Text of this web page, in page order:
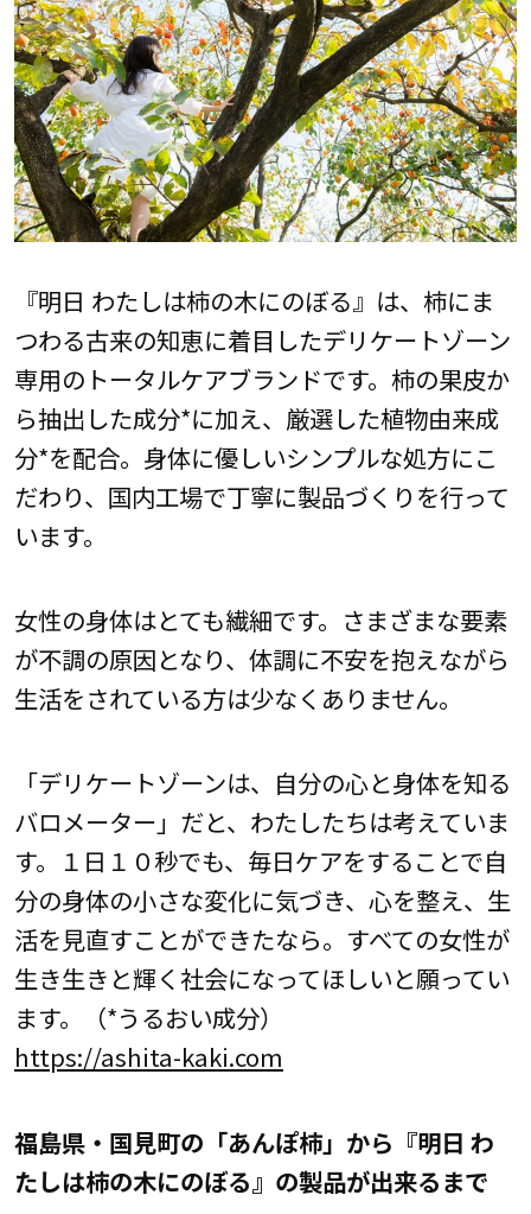
『明日 わたしは柿の木にのぼる』は、柿にま
つわる古来の知恵に着目したデリケートゾーン
専用のトータルケアブランドです。柿の果皮か
ら抽出した成分*に加え、厳選した植物由来成
分*を配合。身体に優しいシンプルな処方にこ
だわり、国内工場で丁寧に製品づくりを行って
います。
女性の身体はとても繊細です。さまざまな要素
が不調の原因となり、体調に不安を抱えながら
生活をされている方は少なくありません。
「デリケートゾーンは、自分の心と身体を知る
バロメーター」だと、わたしたちは考えていま
す。１日１０秒でも、毎日ケアをすることで自
分の身体の小さな変化に気づき、心を整え、生
活を見直すことができたなら。すべての女性が
生き生きと輝く社会になってほしいと願ってい
ます。（*うるおい成分）
https://ashita-kaki.com
福島県・国見町の「あんぽ柿」から『明日 わ
たしは柿の木にのぼる』の製品が出来るまで